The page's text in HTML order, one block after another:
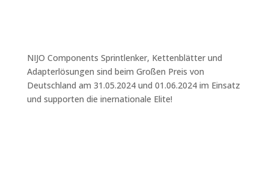
NIJO Components Sprintlenker, Kettenblätter und
Adapterlösungen sind beim Großen Preis von
Deutschland am 31.05.2024 und 01.06.2024 im Einsatz
und supporten die inernationale Elite!